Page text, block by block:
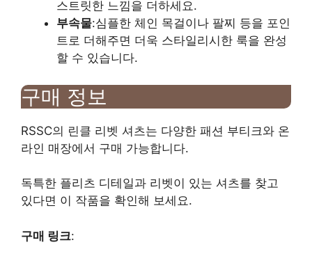
스트릿한 느낌을 더하세요.
부속물:심플한 체인 목걸이나 팔찌 등을 포인
트로 더해주면 더욱 스타일리시한 룩을 완성
할 수 있습니다.
구매 정보
RSSC의 린클 리벳 셔츠는 다양한 패션 부티크와 온
라인 매장에서 구매 가능합니다.
독특한 플리츠 디테일과 리벳이 있는 셔츠를 찾고
있다면 이 작품을 확인해 보세요.
구매 링크: